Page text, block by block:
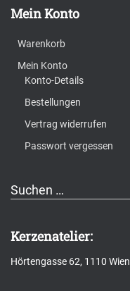
Mein Konto
Warenkorb
Mein Konto
Konto-Details
Bestellungen
Vertrag widerrufen
Passwort vergessen
S
h
e
Suchen …
Kerzenatelier:
Hörtengasse 62, 1110 Wien